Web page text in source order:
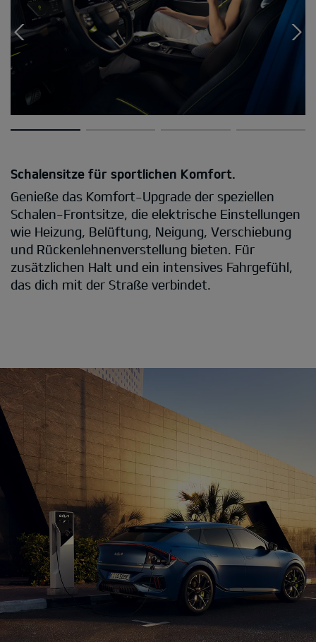
Schalensitze für sportlichen Komfort.
Genieße das Komfort-Upgrade der speziellen
Schalen-Frontsitze, die elektrische Einstellungen
wie Heizung, Belüftung, Neigung, Verschiebung
und Rückenlehnenverstellung bieten. Für
zusätzlichen Halt und ein intensives Fahrgefühl,
das dich mit der Straße verbindet.